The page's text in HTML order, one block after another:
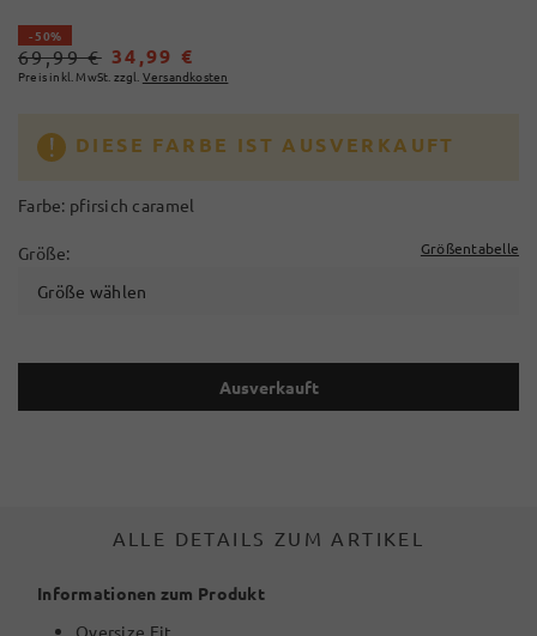
- 50%
69,99 € 34,99 €
Preis inkl. MwSt. zzgl. Versandkosten
DIESE FARBE IST AUSVERKAUFT
Farbe: pfirsich caramel
Größe: Größentabelle
Größe wählen
Ausverkauft
ALLE DETAILS ZUM ARTIKEL
Informationen zum Produkt
Oversize Fit